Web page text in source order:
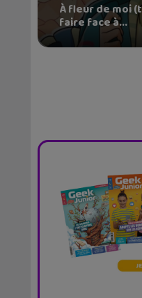
À fleur de moi
faire face à...